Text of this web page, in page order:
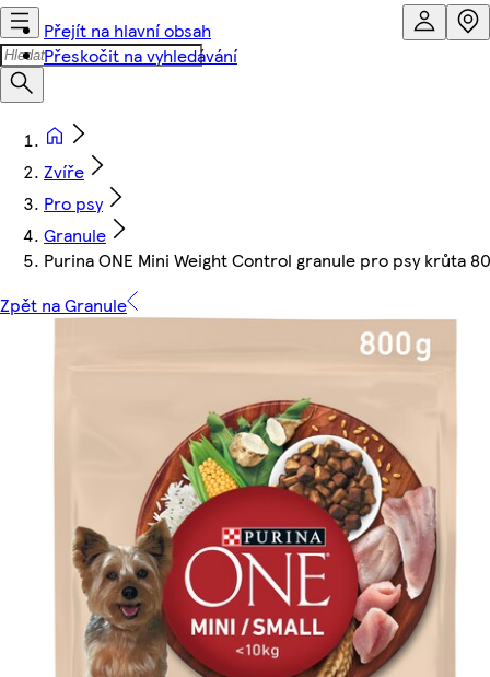
Přejít na hlavní obsah
Přeskočit na vyhledávání
Zvíře
Pro psy
Granule
Purina ONE Mini Weight Control granule pro psy krůta
Zpět na Granule